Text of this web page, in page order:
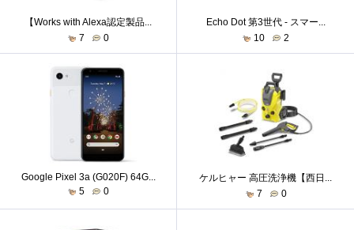
【Works with Alexa認定製品...
7
0
Echo Dot 第3世代 - スマー...
10
2
Google Pixel 3a (G020F) 64G...
5
0
ケルヒャー 高圧洗浄機【西日...
7
0